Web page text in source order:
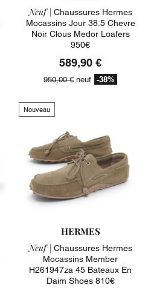
Neuf | Chaussures Hermes
Mocassins Jour 38.5 Chevre
Noir Clous Medor Loafers
950€
589,90 €
950,00 € neuf -38%
Nouveau
HERMES
Neuf | Chaussures Hermes
Mocassins Member
H261947za 45 Bateaux En
Daim Shoes 810€